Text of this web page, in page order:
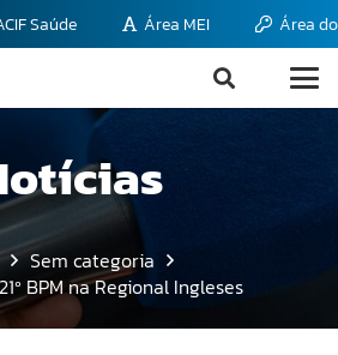
Saúde Área MEI Área
Sem categoria
BPM na Regional Ingleses